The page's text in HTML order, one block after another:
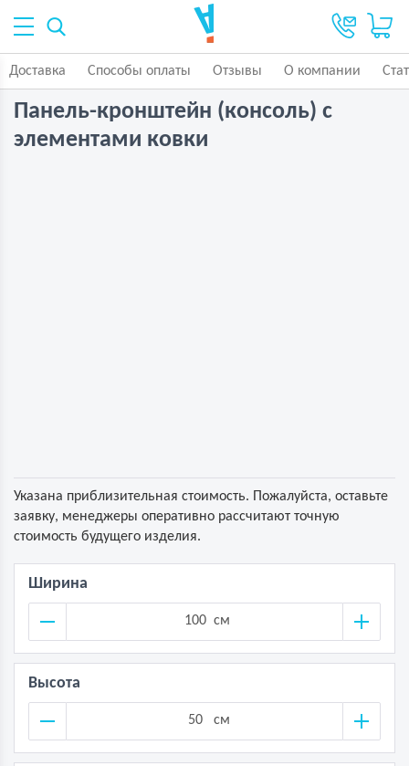
Доставка Способы оплаты Отзывы О компании
Панель-кронштейн (консоль) с
элементами ковки
Указана приблизительная стоимость. Пожалуйста, оставьте
заявку, менеджеры оперативно рассчитают точную
стоимость будущего изделия.
Ширина
см
Высота
см